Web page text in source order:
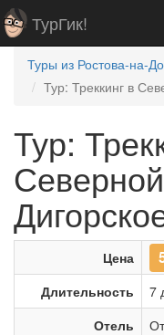
ТурГик!
Туры из Ростова-на-
Тур: Треккинг в
Тур:
Цена
Длительность
7
Отель